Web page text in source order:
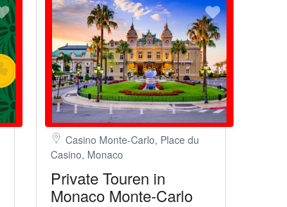
Casino Monte-Carlo, Place du
Casino, Monaco
Private Touren in
Monaco Monte-Carlo